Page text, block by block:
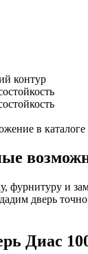
контур
фурнитуру и
дверь
Диас